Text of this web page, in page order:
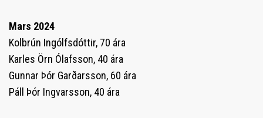
Mars 2024
Kolbrún Ingólfsdóttir, 70 ára
Karles Örn Ólafsson, 40 ára
Gunnar Þór Garðarsson, 60 ára
Páll Þór Ingvarsson, 40 ára